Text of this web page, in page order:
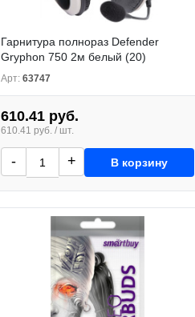
Гарнитура полнораз Defender
Gryphon 750 2м белый (20)
Арт: 63747
610.41 руб.
610.41 руб. / шт.
- + В корзину